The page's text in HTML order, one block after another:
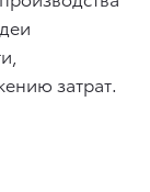
затрат.